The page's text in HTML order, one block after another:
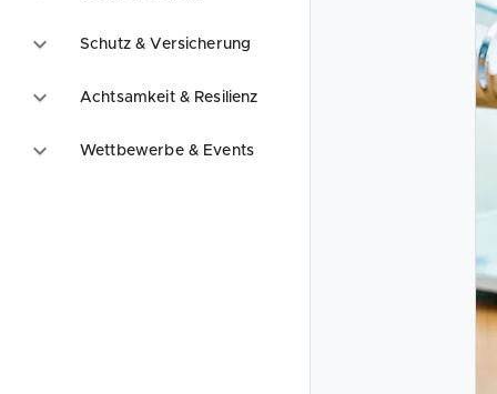
Schutz & Versicherung
Achtsamkeit & Resilienz
Wettbewerbe & Events